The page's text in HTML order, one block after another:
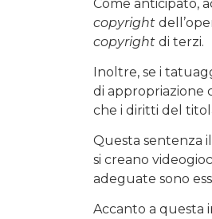
Come anticipato,
copyright
copyright di terzi.
Inoltre, se i
di appropriazione
che i diritti del
Questa sentenza
si creano
adeguate sono
Accanto a questa